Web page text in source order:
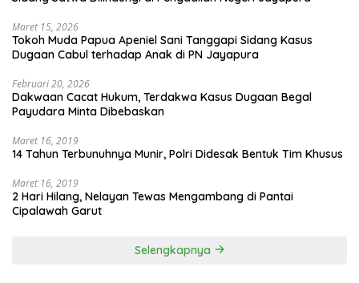
Maret 15, 2026
Tokoh Muda Papua Apeniel Sani Tanggapi Sidang Kasus
Dugaan Cabul terhadap Anak di PN Jayapura
Februari 20, 2026
Dakwaan Cacat Hukum, Terdakwa Kasus Dugaan Begal
Payudara Minta Dibebaskan
Maret 16, 2019
14 Tahun Terbunuhnya Munir, Polri Didesak Bentuk Tim Khusus
Maret 16, 2019
2 Hari Hilang, Nelayan Tewas Mengambang di Pantai
Cipalawah Garut
Selengkapnya